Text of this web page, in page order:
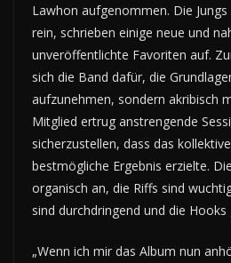
Lawhon aufgenommen. Die
rein, schrieben einige neue und
unveröffentlichte Favoriten auf.
sich die Band dafür, die
aufzunehmen, sondern akribisch
Mitglied ertrug anstrengende
sicherzustellen, dass das
bestmögliche Ergebnis erzielte.
organisch an, die Riffs sind
sind durchdringend und die Hooks
„Wenn ich mir das Album nun